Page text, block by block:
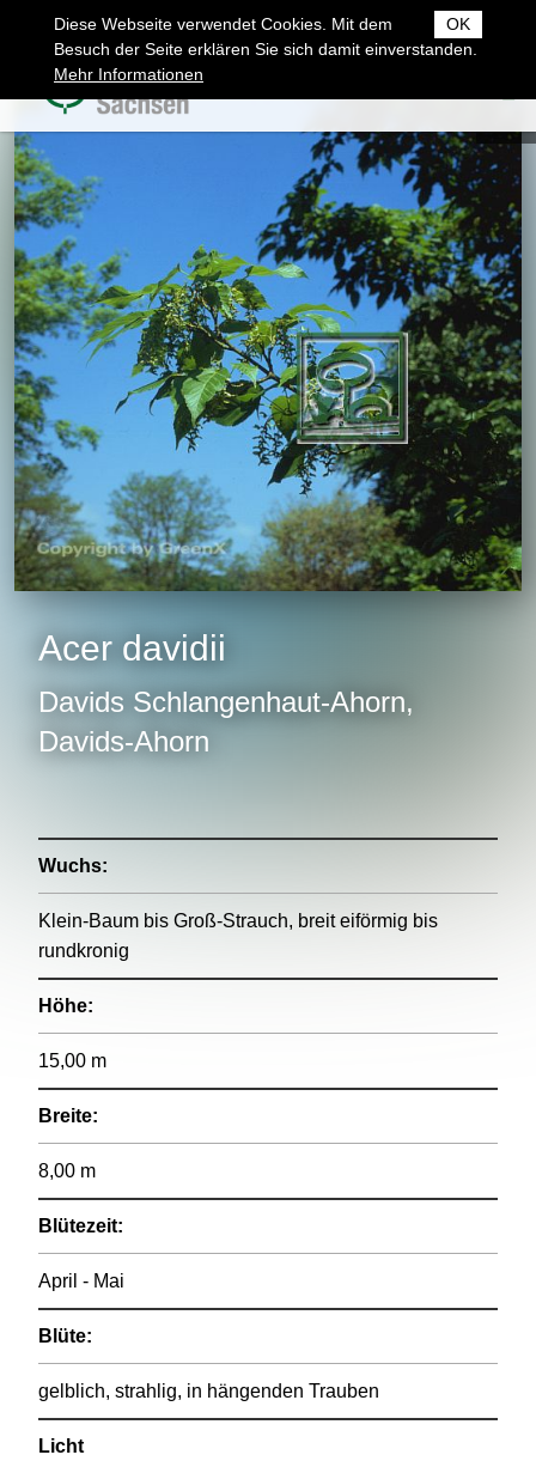
OK
Diese Webseite verwendet Cookies. Mit dem
Besuch der Seite erklären Sie sich damit einverstanden.
Mehr Informationen
Acer davidii
Davids Schlangenhaut-Ahorn,
Davids-Ahorn
Wuchs:
Klein-Baum bis Groß-Strauch, breit eiförmig bis
rundkronig
Höhe:
15,00 m
Breite:
8,00 m
Blütezeit:
April - Mai
Blüte:
gelblich, strahlig, in hängenden Trauben
Licht